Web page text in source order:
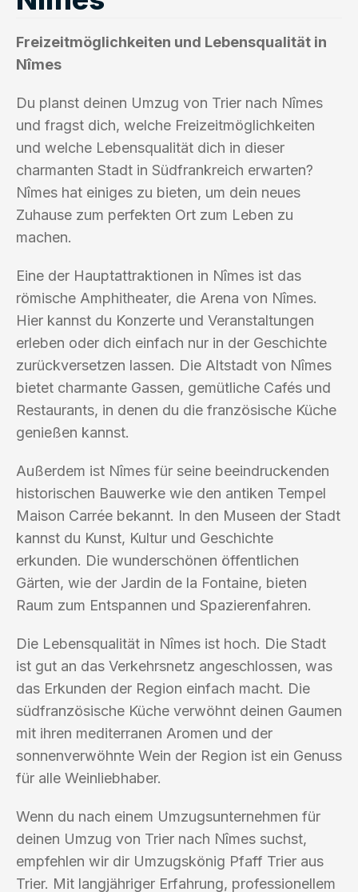
Freizeitmöglichkeiten und Lebensqualität in
Nîmes
Du planst deinen Umzug von Trier nach Nîmes
und fragst dich, welche Freizeitmöglichkeiten
und welche Lebensqualität dich in dieser
charmanten Stadt in Südfrankreich erwarten?
Nîmes hat einiges zu bieten, um dein neues
Zuhause zum perfekten Ort zum Leben zu
machen.
Eine der Hauptattraktionen in Nîmes ist das
römische Amphitheater, die Arena von Nîmes.
Hier kannst du Konzerte und Veranstaltungen
erleben oder dich einfach nur in der Geschichte
zurückversetzen lassen. Die Altstadt von Nîmes
bietet charmante Gassen, gemütliche Cafés und
Restaurants, in denen du die französische Küche
genießen kannst.
Außerdem ist Nîmes für seine beeindruckenden
historischen Bauwerke wie den antiken Tempel
Maison Carrée bekannt. In den Museen der Stadt
kannst du Kunst, Kultur und Geschichte
erkunden. Die wunderschönen öffentlichen
Gärten, wie der Jardin de la Fontaine, bieten
Raum zum Entspannen und Spazierenfahren.
Die Lebensqualität in Nîmes ist hoch. Die Stadt
ist gut an das Verkehrsnetz angeschlossen, was
das Erkunden der Region einfach macht. Die
südfranzösische Küche verwöhnt deinen Gaumen
mit ihren mediterranen Aromen und der
sonnenverwöhnte Wein der Region ist ein Genuss
für alle Weinliebhaber.
Wenn du nach einem Umzugsunternehmen für
deinen Umzug von Trier nach Nîmes suchst,
empfehlen wir dir Umzugskönig Pfaff Trier aus
Trier. Mit langjähriger Erfahrung, professionellem